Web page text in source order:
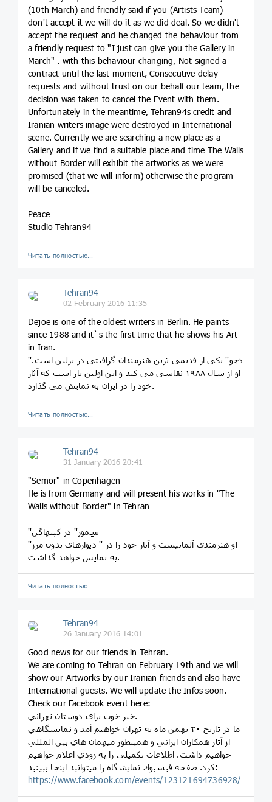
(10th March) and friendly said if you (Artists Team)
don't accept it we will do it as we did deal. So we didn't
accept the request and he changed the behaviour from
a friendly request to "I just can give you the Gallery in
March" . with this behaviour changing, Not signed a
contract until the last moment, Consecutive delay
requests and without trust on our behalf our team, the
decision was taken to cancel the Event with them.
Unfortunately in the meantime, Tehran94s credit and
Iranian writers image were destroyed in International
scene. Currently we are searching a new place as a
Gallery and if we find a suitable place and time The Walls
without Border will exhibit the artworks as we were
promised (that we will inform) otherwise the program
will be canceled.
Peace
Studio Tehran94
Читать полностью…
Tehran94
02 February 2016 11:35
Dejoe is one of the oldest writers in Berlin. He paints
since 1988 and it`s the first time that he shows his Art
in Iran.
''دجو'' یکی از قدیمی ترین هنرمندان گرافیتی در برلین است.
او از سال ۱۹۸۸ نقاشی می کند و این اولین بار است که آثار
خود را در ایران به نمایش می گذارد.
Читать полностью…
Tehran94
31 January 2016 20:41
"Semor" in Copenhagen
He is from Germany and will present his works in "The
Walls without Border" in Tehran
''سِمور'' در کپنهاگن
او هنرمندی آلمانیست و آثار خود را در '' دیوارهای بدون مرز''
به نمایش خواهد گذاشت.
Читать полностью…
Tehran94
26 January 2016 14:01
Good news for our friends in Tehran.
We are coming to Tehran on February 19th and we will
show our Artworks by our Iranian friends and also have
International guests. We will update the Infos soon.
Check our Facebook event here:
خبر خوب براي دوستان تهراني.
ما در تاريخ ٣٠ بهمن ماه به تهران خواهيم آمد و نمايشگاهي
از آثار همكاران ايراني و همينطور ميهمان هاي بين المللي
خواهيم داشت. اطلاعات تكميلي را به زودي اعلام خواهيم
كرد. صفحه فيسبوك نمايشگاه را ميتوانيد اينجا ببينيد:
https://www.facebook.com/events/123121694736928/